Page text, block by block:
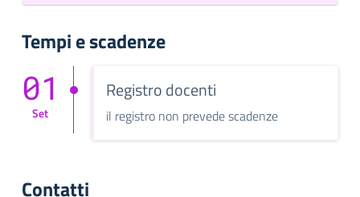
Tempi e scadenze
01
Set
Registro docenti
il registro non prevede scadenze
Contatti